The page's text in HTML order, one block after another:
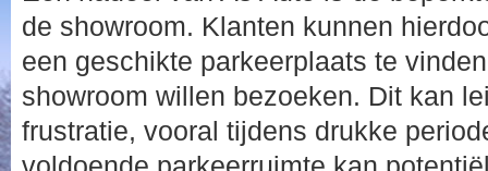
de showroom. Klanten kunnen
een geschikte parkeerplaats te
showroom willen bezoeken. Dit kan
frustratie, vooral tijdens drukke